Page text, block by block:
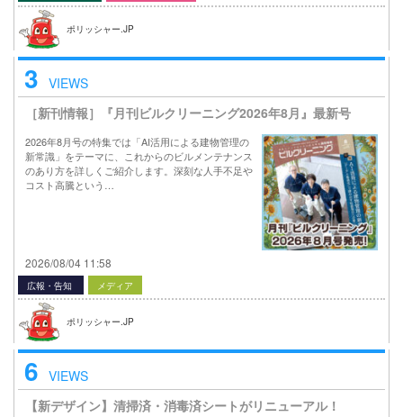
ポリッシャー.JP
3 VIEWS
［新刊情報］『月刊ビルクリーニング2026年8月』最新号
2026年8月号の特集では「AI活用による建物管理の
新常識」をテーマに、これからのビルメンテナンス
のあり方を詳しくご紹介します。深刻な人手不足や
コスト高騰という…
2026/08/04 11:58
広報・告知 メディア
ポリッシャー.JP
6 VIEWS
【新デザイン】清掃済・消毒済シートがリニューアル！